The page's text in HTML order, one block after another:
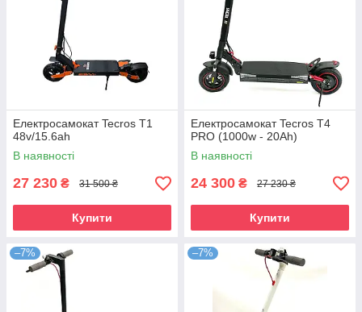
Електросамокат Tecros T1
48v/15.6ah
В наявності
27 230 ₴ 31 500 ₴
Купити
Електросамокат Tecros T4
PRO (1000w - 20Ah)
В наявності
24 300 ₴ 27 230 ₴
Купити
–7% –7%